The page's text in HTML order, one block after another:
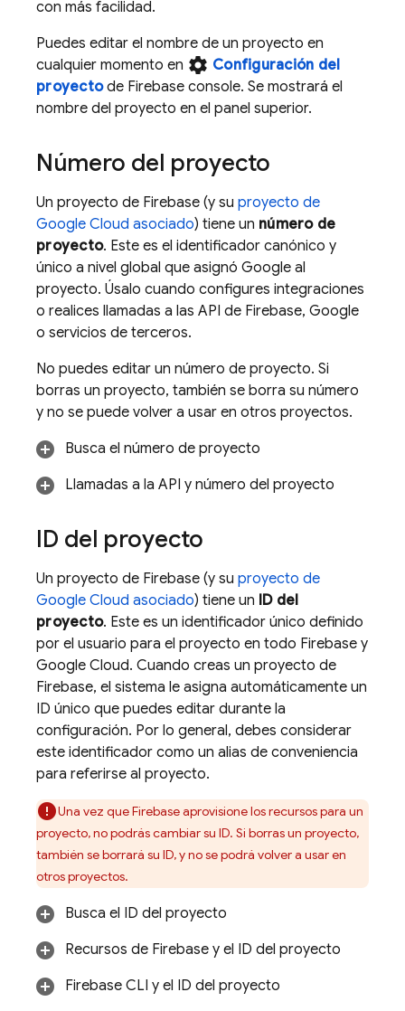
con más facilidad.
Puedes editar el nombre de un proyecto en
cualquier momento en settings Configuración del
proyectode Firebase console. Se mostrará el
nombre del proyecto en el panel superior.
Número del proyecto
Un proyecto de Firebase (y su proyecto de
Google Cloud asociado) tiene un número de
proyecto. Este es el identificador canónico y
único a nivel global que asignó Google al
proyecto. Úsalo cuando configures integraciones
o realices llamadas a las API de Firebase, Google
o servicios de terceros.
No puedes editar un número de proyecto. Si
borras un proyecto, también se borra su número
y no se puede volver a usar en otros proyectos.
Busca el número de proyecto
Llamadas a la API y número del proyecto
ID del proyecto
Un proyecto de Firebase (y su proyecto de
Google Cloud asociado) tiene un ID del
proyecto. Este es un identificador único definido
por el usuario para el proyecto en todo Firebase y
Google Cloud. Cuando creas un proyecto de
Firebase, el sistema le asigna automáticamente un
ID único que puedes editar durante la
configuración. Por lo general, debes considerar
este identificador como un alias de conveniencia
para referirse al proyecto.
Una vez que Firebase aprovisione los recursos para un
proyecto, no podrás cambiar su ID. Si borras un proyecto,
también se borrará su ID, y no se podrá volver a usar en
otros proyectos.
Busca el ID del proyecto
Recursos de Firebase y el ID del proyecto
Firebase CLI y el ID del proyecto